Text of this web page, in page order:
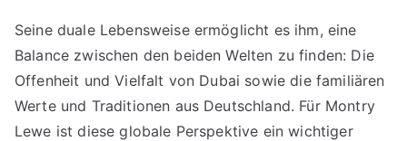
Seine duale Lebensweise ermöglicht es ihm, eine
Balance zwischen den beiden Welten zu finden: Die
Offenheit und Vielfalt von Dubai sowie die familiären
Werte und Traditionen aus Deutschland. Für Montry
Lewe ist diese globale Perspektive ein wichtiger